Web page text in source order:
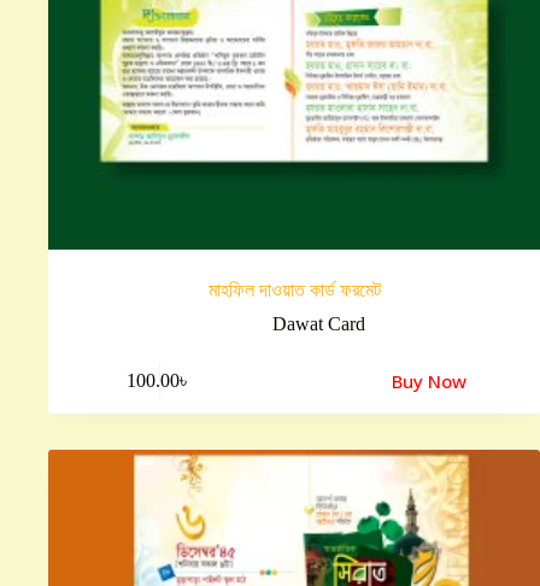
মাহফিল দাওয়াত কার্ড ফরমেট
Dawat Card
100.00৳ Buy Now